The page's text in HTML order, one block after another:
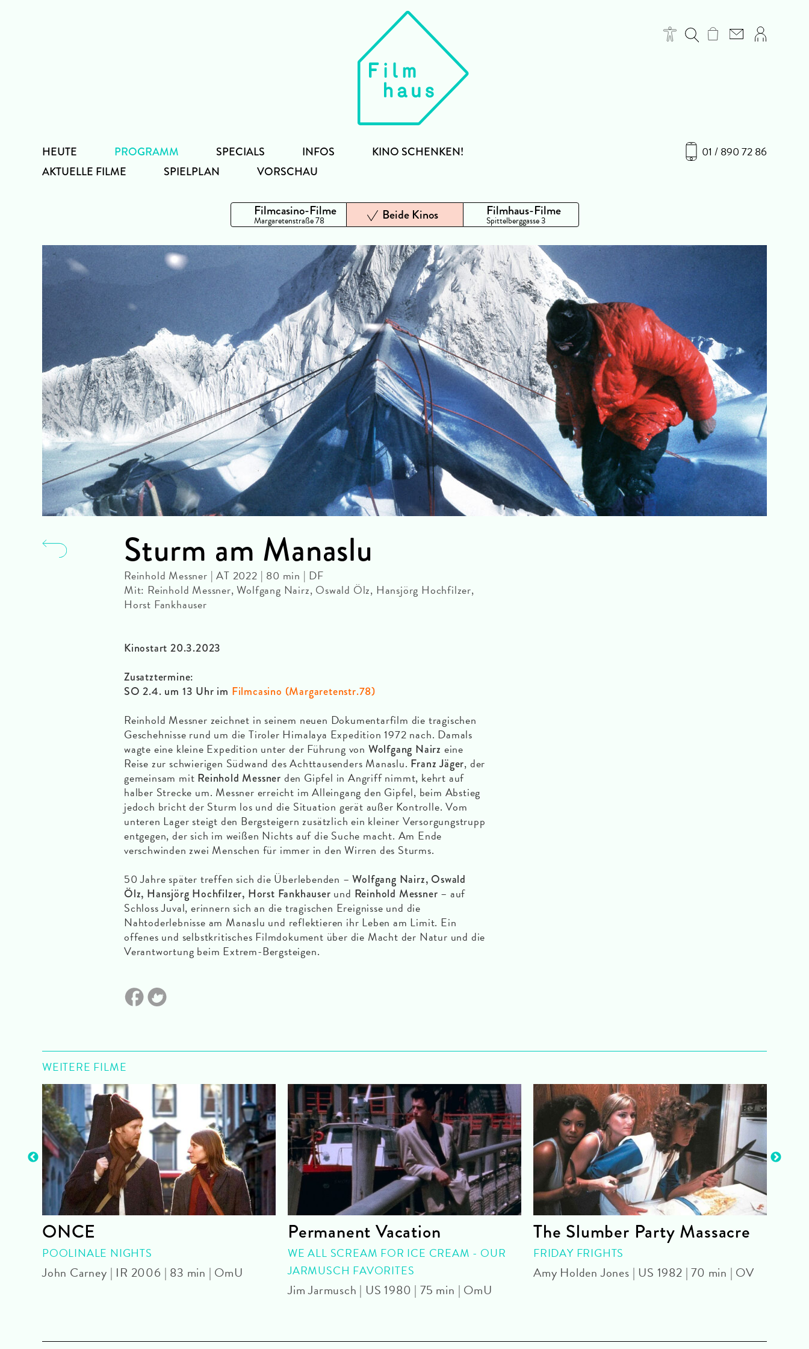
01 / 890 72 86
HEUTE
PROGRAMM
AKTUELLE FILME
SPIELPLAN VORSCHAU
SPECIALS INFOS KINO SCHENKEN!
Filmcasino-Filme
Margaretenstraße 78 Beide Kinos Filmhaus-Filme
Spittelberggasse 3
Sturm am Manaslu
Reinhold Messner | AT 2022 | 80 min | DF
Mit: Reinhold Messner, Wolfgang Nairz, Oswald Ölz, Hansjörg Hochfilzer,
Horst Fankhauser
Kinostart 20.3.2023
Zusatztermine:
SO 2.4. um 13 Uhr im Filmcasino (Margaretenstr.78)
Reinhold Messner zeichnet in seinem neuen Dokumentarfilm die tragischen
Geschehnisse rund um die Tiroler Himalaya Expedition 1972 nach. Damals
wagte eine kleine Expedition unter der Führung von Wolfgang Nairz eine
Reise zur schwierigen Südwand des Achttausenders Manaslu. Franz Jäger, der
gemeinsam mit Reinhold Messner den Gipfel in Angriff nimmt, kehrt auf
halber Strecke um. Messner erreicht im Alleingang den Gipfel, beim Abstieg
jedoch bricht der Sturm los und die Situation gerät außer Kontrolle. Vom
unteren Lager steigt den Bergsteigern zusätzlich ein kleiner Versorgungstrupp
entgegen, der sich im weißen Nichts auf die Suche macht. Am Ende
verschwinden zwei Menschen für immer in den Wirren des Sturms.
50 Jahre später treffen sich die Überlebenden –Wolfgang Nairz, Oswald
Ölz, Hansjörg Hochfilzer, Horst Fankhauser und Reinhold Messner – auf
Schloss Juval, erinnern sich an die tragischen Ereignisse und die
Nahtoderlebnisse am Manaslu und reflektieren ihr Leben am Limit. Ein
offenes und selbstkritisches Filmdokument über die Macht der Natur und die
Verantwortung beim Extrem-Bergsteigen.
WEITERE FILME
ONCE
POOLINALE NIGHTS
John Carney | IR 2006 | 83 min | OmU
Permanent Vacation
WE ALL SCREAM FOR ICE CREAM - OUR
JARMUSCH FAVORITES
Jim Jarmusch | US 1980 | 75 min | OmU
The Slumber Party Massacre
FRIDAY FRIGHTS
Amy Holden Jones | US 1982 | 70 min | OV